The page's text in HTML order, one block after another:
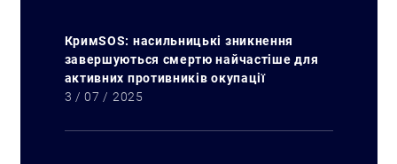
КримSOS: насильницькі зникнення
завершуються смертю найчастіше для
активних противників окупації
3 / 07 / 2025